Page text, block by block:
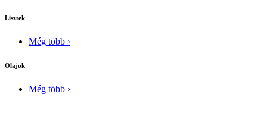
Lisztek
Még több ›
Olajok
Még több ›